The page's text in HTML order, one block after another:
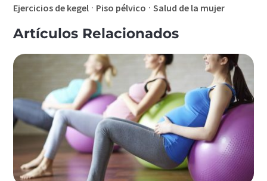
Ejercicios de kegel · Piso pélvico ·Salud de la mujer
Artículos Relacionados